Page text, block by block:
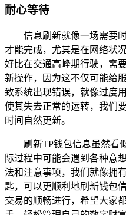
耐心等待
信息刷新就像一场需要
才能完成，尤其是在网络状
好比在交通高峰期行驶，需
新操作，因为这不仅可能给
致系统出现错误，就像过度
使其失去正常的运转，我们
时间自然更新。
刷新TP钱包信息虽然看
际过程中可能会遇到各种意
法和注意事项，我们就像拥
匙，可以更顺利地刷新钱包
交易的顺畅进行，希望大家